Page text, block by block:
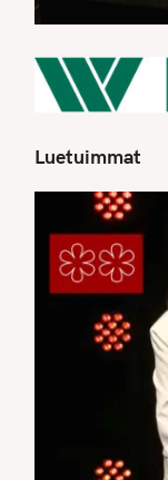
Luetuimmat